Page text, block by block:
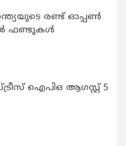
രണ്ട് ഓപ്പണ്‍
ഫണ്ടുകള്‍
ഐപിഒ ആഗസ്റ്റ് 5